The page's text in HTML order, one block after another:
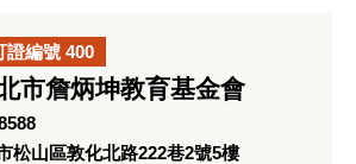
證編號 400
市詹炳坤教育基金會
松山區敦化北路222巷2號5樓